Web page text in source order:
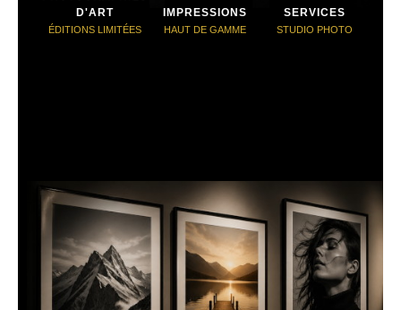
D'ART
ÉDITIONS LIMITÉES
IMPRESSIONS
HAUT DE GAMME
SERVICES
STUDIO PHOTO